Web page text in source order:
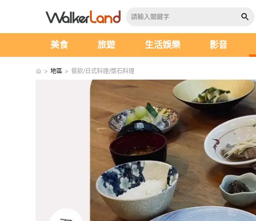
美食 旅遊 生活娛樂 影音
> 地區 > 餐飲/日式料理/懷石料理